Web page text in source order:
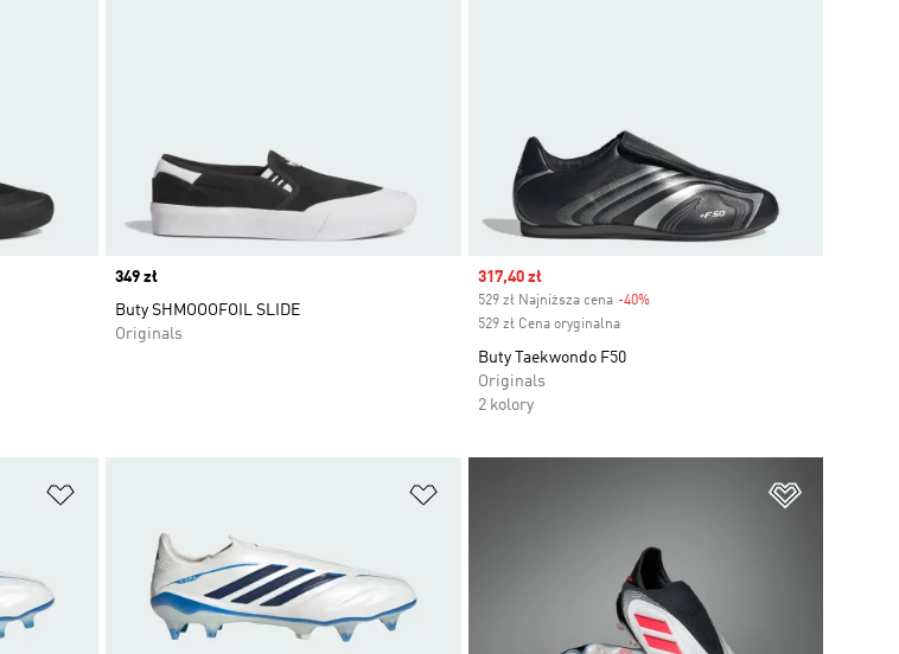
Price
349 zł
Buty SHMOOOFOIL SLIDE
Originals
Sale price
317,40 zł
529 zł Najniższa cena -40%Discount
529 zł Cena oryginalna
Buty Taekwondo F50
Originals
2 kolory